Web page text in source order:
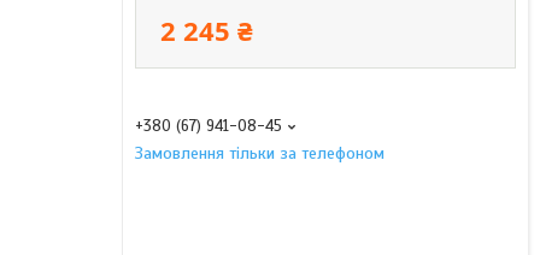
2 245 ₴
+380 (67) 941-08-45
Замовлення тільки за телефоном